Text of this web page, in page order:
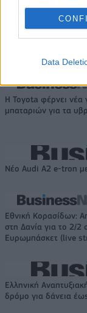
Data
Media: Με ενίσχυση
Η Toyota φέρνει νέα
μπαταριών για τα
Νέο Audi A2 e-tron
Εθνική Κορασίδων:
στη Δανία για το 2/2
Ευρωμπάσκετ (live
Ελληνική
δρόμο για δάνεια